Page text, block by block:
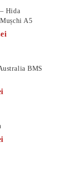
Hida
A5
BMS